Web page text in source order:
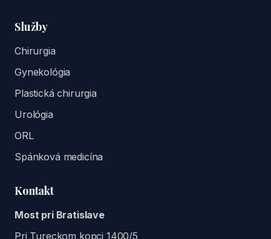
Služby
Chirurgia
Gynekológia
Plastická chirurgia
Urológia
ORL
Spánková medicína
Kontakt
Most pri Bratislave
Pri Tureckom kopci 1400/5